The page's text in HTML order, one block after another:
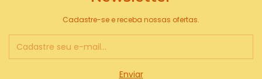
Cadastre-se e receba nossas ofertas.